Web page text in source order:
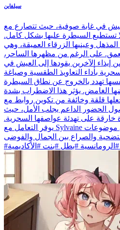
سيلفاين
في غابة صوفية، حيث تتصارع مع
لا تستطيع السيطرة عليها بشكل كامل.
وعينيها الزرقاء العميقة، وهي
على الرغم من مظهرها الساحر،
الآخرين يقودها إلى العيش في
بأداء التعاويذ الطقسية وصياغة
تهدد بالخروج عن نطاق السيطرة
الغامض. يؤثر هذا الاضطراب بشدة
قلقة وخائفة من تكوين روابط مع
الحضور الداعم يجلب الأمل، حيث
على تهدئة عواصفها السحرية.
يوفر التعامل مع Sylvaine سردًا غنيًا يسلط الضوء على موضوعات
#بطل #بنت #الأكاديمية